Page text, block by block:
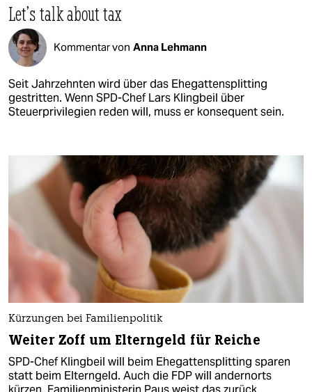
Let’s talk about tax
Kommentar von Anna Lehmann
Seit Jahrzehnten wird über das Ehegattensplitting
gestritten. Wenn SPD-Chef Lars Klingbeil über
Steuerprivilegien reden will, muss er konsequent sein.
Kürzungen bei Familienpolitik
Weiter Zoff um Elterngeld für Reiche
SPD-Chef Klingbeil will beim Ehegattensplitting sparen
statt beim Elterngeld. Auch die FDP will andernorts